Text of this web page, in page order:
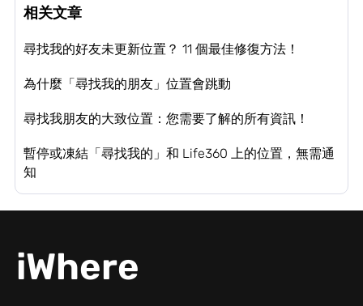
相关文章
尋找我的好友未更新位置？ 11 個最佳修復方法！
為什麼「尋找我的朋友」位置會跳動
尋找我朋友的大致位置：您需要了解的所有資訊！
暫停或凍結「尋找我的」和 Life360 上的位置，無需通
知
iWhere